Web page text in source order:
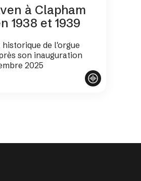
à Clapham
1938 et 1939
de l'orgue
son inauguration
2025